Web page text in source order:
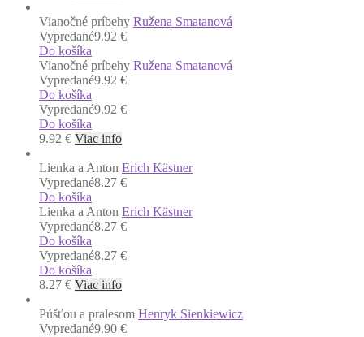
Vianočné príbehy Ružena Smatanová
Vypredané9.92 €
Do košíka
Vianočné príbehy Ružena Smatanová
Vypredané9.92 €
Do košíka
Vypredané9.92 €
Do košíka
9.92 € Viac info
Lienka a Anton Erich Kästner
Vypredané8.27 €
Do košíka
Lienka a Anton Erich Kästner
Vypredané8.27 €
Do košíka
Vypredané8.27 €
Do košíka
8.27 € Viac info
Púšťou a pralesom Henryk Sienkiewicz
Vypredané9.90 €